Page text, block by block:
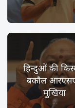
हिन्दुओं की
बकौल
मुखिया